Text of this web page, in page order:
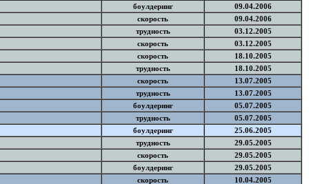
боулдеринг
09.04.2006
скорость
09.04.2006
трудность
03.12.2005
скорость
03.12.2005
скорость
18.10.2005
трудность
18.10.2005
скорость
13.07.2005
трудность
13.07.2005
боулдеринг
05.07.2005
трудность
05.07.2005
боулдеринг
25.06.2005
трудность
29.05.2005
скорость
29.05.2005
боулдеринг
29.05.2005
скорость 10.04.2005